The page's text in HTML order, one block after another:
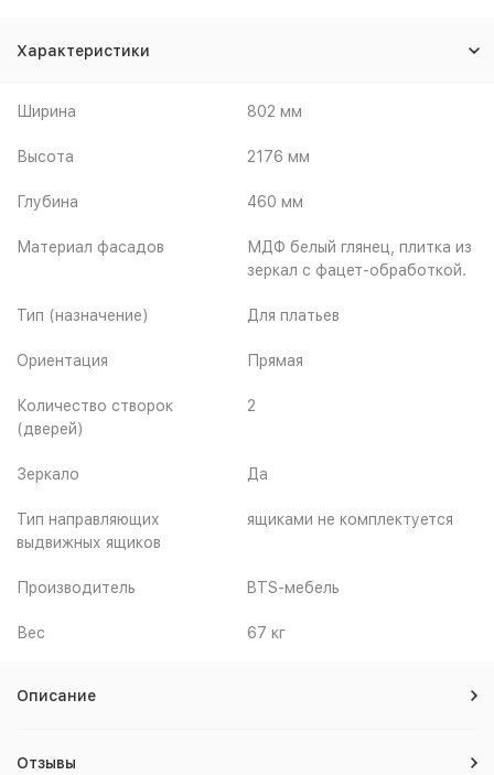
Характеристики
Ширина 802 мм
Высота 2176 мм
Глубина 460 мм
Материал фасадов
МДФ белый глянец, плитка из
зеркал с фацет-обработкой.
Тип (назначение) Для платьев
Ориентация Прямая
Количество створок
(дверей)
2
Зеркало Да
Тип направляющих
выдвижных ящиков
ящиками не комплектуется
Производитель BTS-мебель
Вес 67 кг
Описание
Отзывы